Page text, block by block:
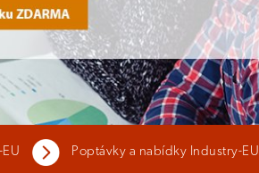
Poptávky a nabídky Industry-EU